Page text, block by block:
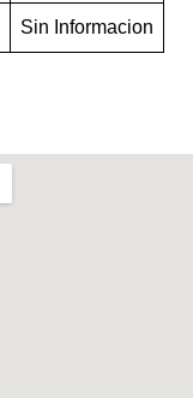
Sin Informacion